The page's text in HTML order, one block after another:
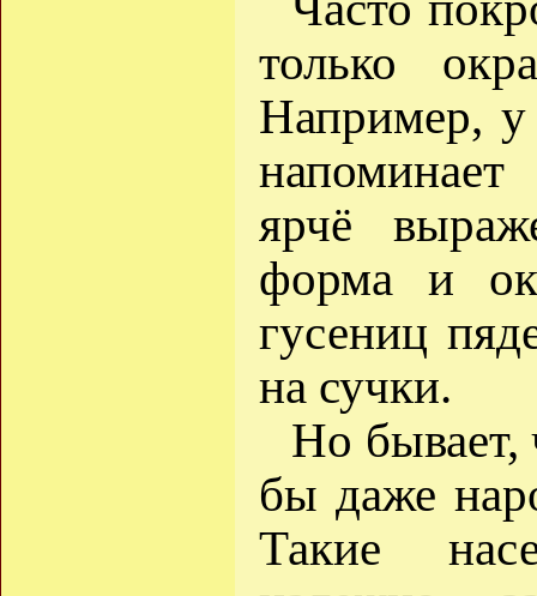
только
Например, у
ярчё
форма и
гусениц
на сучки.
Но бывает,
бы даже
Такие